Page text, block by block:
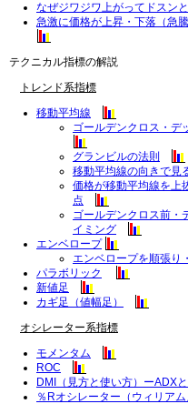
なぜジワジワ上がってドスン
急激に価格が上昇・下落（急
テクニカル指標の解説
トレンド系指標
移動平均線
ゴールデンクロス・デ
グランビルの法則
移動平均線の向きで見
価格が移動平均線を上
点
ゴールデンクロス前・
イミング
エンベロープ
エンベロープを順張り
パラボリック
新値足
カギ足（値幅足）
オシレーター系指標
モメンタム
ROC
DMI（見方と使い方）ーADX
％Rオシレーター（ウィリアム